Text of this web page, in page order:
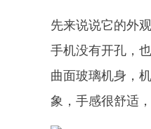
先来说说它的外
手机没有开孔，
曲面玻璃机身，
象，手感很舒适